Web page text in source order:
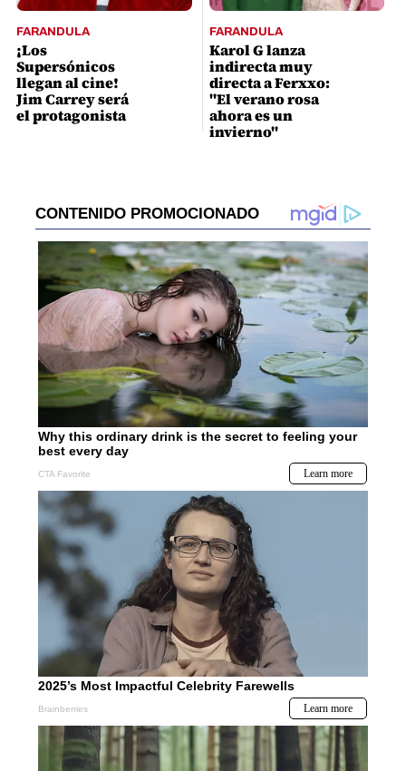
FARANDULA
¡Los
Supersónicos
llegan al cine!
Jim Carrey será
el protagonista
FARANDULA
Karol G lanza
indirecta muy
directa a Ferxxo:
"El verano rosa
ahora es un
invierno"